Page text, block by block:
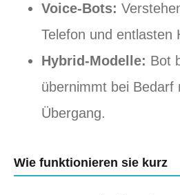
Voice-Bots:
Telefon und entlasten
Hybrid-Modelle: Bot
übernimmt bei Bedarf
Übergang.
Wie funktionieren sie kurz